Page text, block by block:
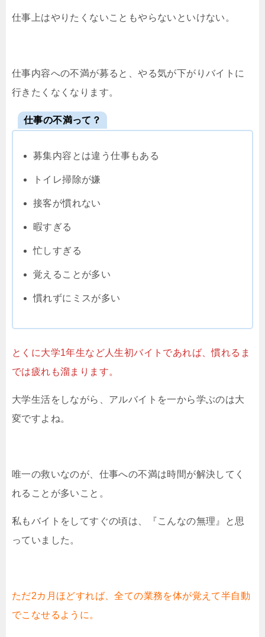
仕事上はやりたくないこともやらないといけない。
仕事内容への不満が募ると、やる気が下がりバイトに
行きたくなくなります。
仕事の不満って？
募集内容とは違う仕事もある
トイレ掃除が嫌
接客が慣れない
暇すぎる
忙しすぎる
覚えることが多い
慣れずにミスが多い
とくに大学1年生など人生初バイトであれば、慣れるま
では疲れも溜まります。
大学生活をしながら、アルバイトを一から学ぶのは大
変ですよね。
唯一の救いなのが、仕事への不満は時間が解決してく
れることが多いこと。
私もバイトをしてすぐの頃は、『こんなの無理』と思
っていました。
ただ2カ月ほどすれば、全ての業務を体が覚えて半自動
でこなせるように。